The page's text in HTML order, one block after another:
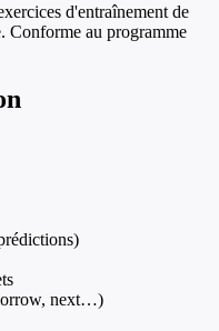
d'entraînement de
. Conforme au programme
next…)